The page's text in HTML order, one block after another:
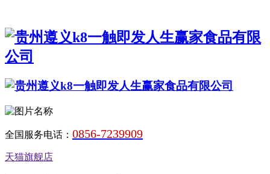
全国服务电话： 0856-7239909
天猫旗舰店